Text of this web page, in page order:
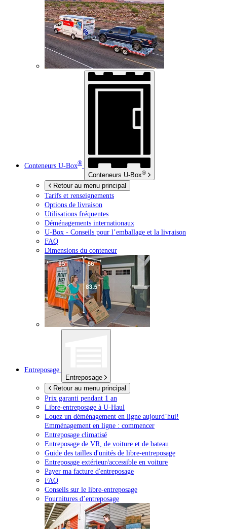
Conteneurs U-Box®
Conteneurs U-Box®
Retour au menu principal
Tarifs et renseignements
Options de livraison
Utilisations fréquentes
Déménagements internationaux
U-Box - Conseils pour l’emballage et la livraison
FAQ
Dimensions du conteneur
Entreposage
Entreposage
Retour au menu principal
Prix garanti pendant 1 an
Libre-entreposage à U-Haul
Louez un déménagement en ligne aujourd’hui!
Emménagement en ligne : commencer
Entreposage climatisé
Entreposage de VR, de voiture et de bateau
Guide des tailles d'unités de libre-entreposage
Entreposage extérieur/accessible en voiture
Payer ma facture d'entreposage
FAQ
Conseils sur le libre-entreposage
Fournitures d’entreposage